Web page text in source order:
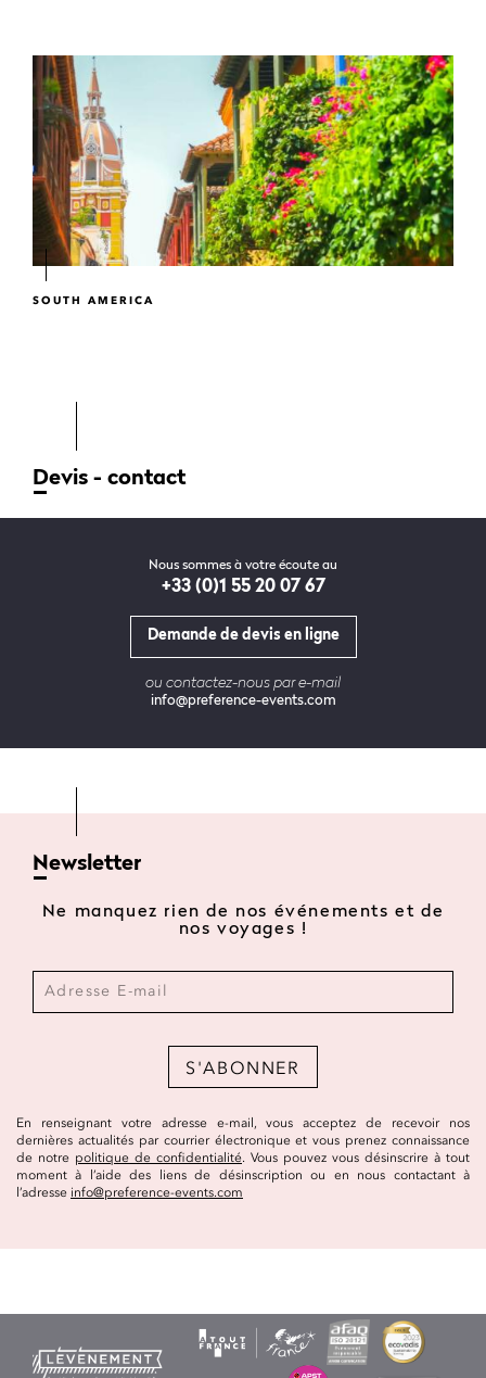
SOUTH AMERICA
Devis - contact
Nous sommes à votre écoute au
+33 (0)1 55 20 07 67
Demande de devis en ligne
ou contactez-nous par e-mail
info@preference-events.com
Newsletter
Ne manquez rien de nos événements et de
nos voyages !
S'ABONNER
En renseignant votre adresse e-mail, vous acceptez de recevoir nos
dernières actualités par courrier électronique et vous prenez connaissance
de notre politique de confidentialité. Vous pouvez vous désinscrire à tout
moment à l’aide des liens de désinscription ou en nous contactant à
l’adresse info@preference-events.com